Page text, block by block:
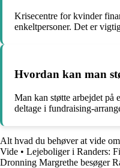
Krisecentre for kvinder
enkeltpersoner. Det er
Hvordan kan man
Man kan støtte arbejdet på
deltage i fundraising-
Alt hvad du behøver at vide
Vide • Lejeboliger i Randers:
Dronning Margrethe besøger